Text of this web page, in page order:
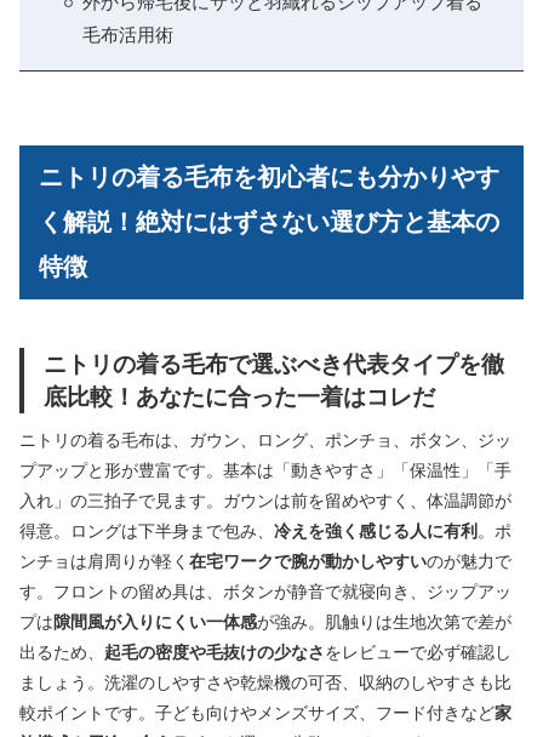
毛布活用術
ニトリの着る毛布を初心者にも分かりやす
く解説！絶対にはずさない選び方と基本の
特徴
ニトリの着る毛布で選ぶべき代表タイプを徹
底比較！あなたに合った一着はコレだ
ニトリの着る毛布は、ガウン、ロング、ポンチョ、ボタン、ジッ
プアップと形が豊富です。基本は「動きやすさ」「保温性」「手
入れ」の三拍子で見ます。ガウンは前を留めやすく、体温調節が
得意。ロングは下半身まで包み、 冷えを強く感じる人に有利 。ポ
ンチョは肩周りが軽く 在宅ワークで腕が動かしやすいのが魅力で
す。フロントの留め具は、ボタンが静音で就寝向き、ジップアッ
プは隙間風が入りにくい一体感が強み。肌触りは生地次第で差が
出るため、 起毛の密度や毛抜けの少なさをレビューで必ず確認し
ましょう。洗濯のしやすさや乾燥機の可否、収納のしやすさも比
較ポイントです。子ども向けやメンズサイズ、フード付きなど家